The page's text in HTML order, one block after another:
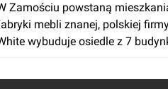
Zamościu powstaną
mebli znanej, polskiej
wybuduje osiedle z 7